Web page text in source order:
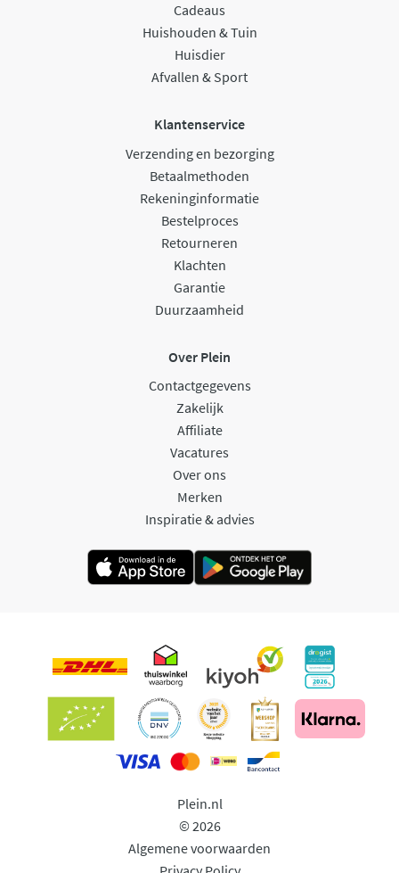
Cadeaus
Huishouden & Tuin
Huisdier
Afvallen & Sport
Klantenservice
Verzending en bezorging
Betaalmethoden
Rekeninginformatie
Bestelproces
Retourneren
Klachten
Garantie
Duurzaamheid
Over Plein
Contactgegevens
Zakelijk
Affiliate
Vacatures
Over ons
Merken
Inspiratie & advies
Plein.nl
© 2026
Algemene voorwaarden